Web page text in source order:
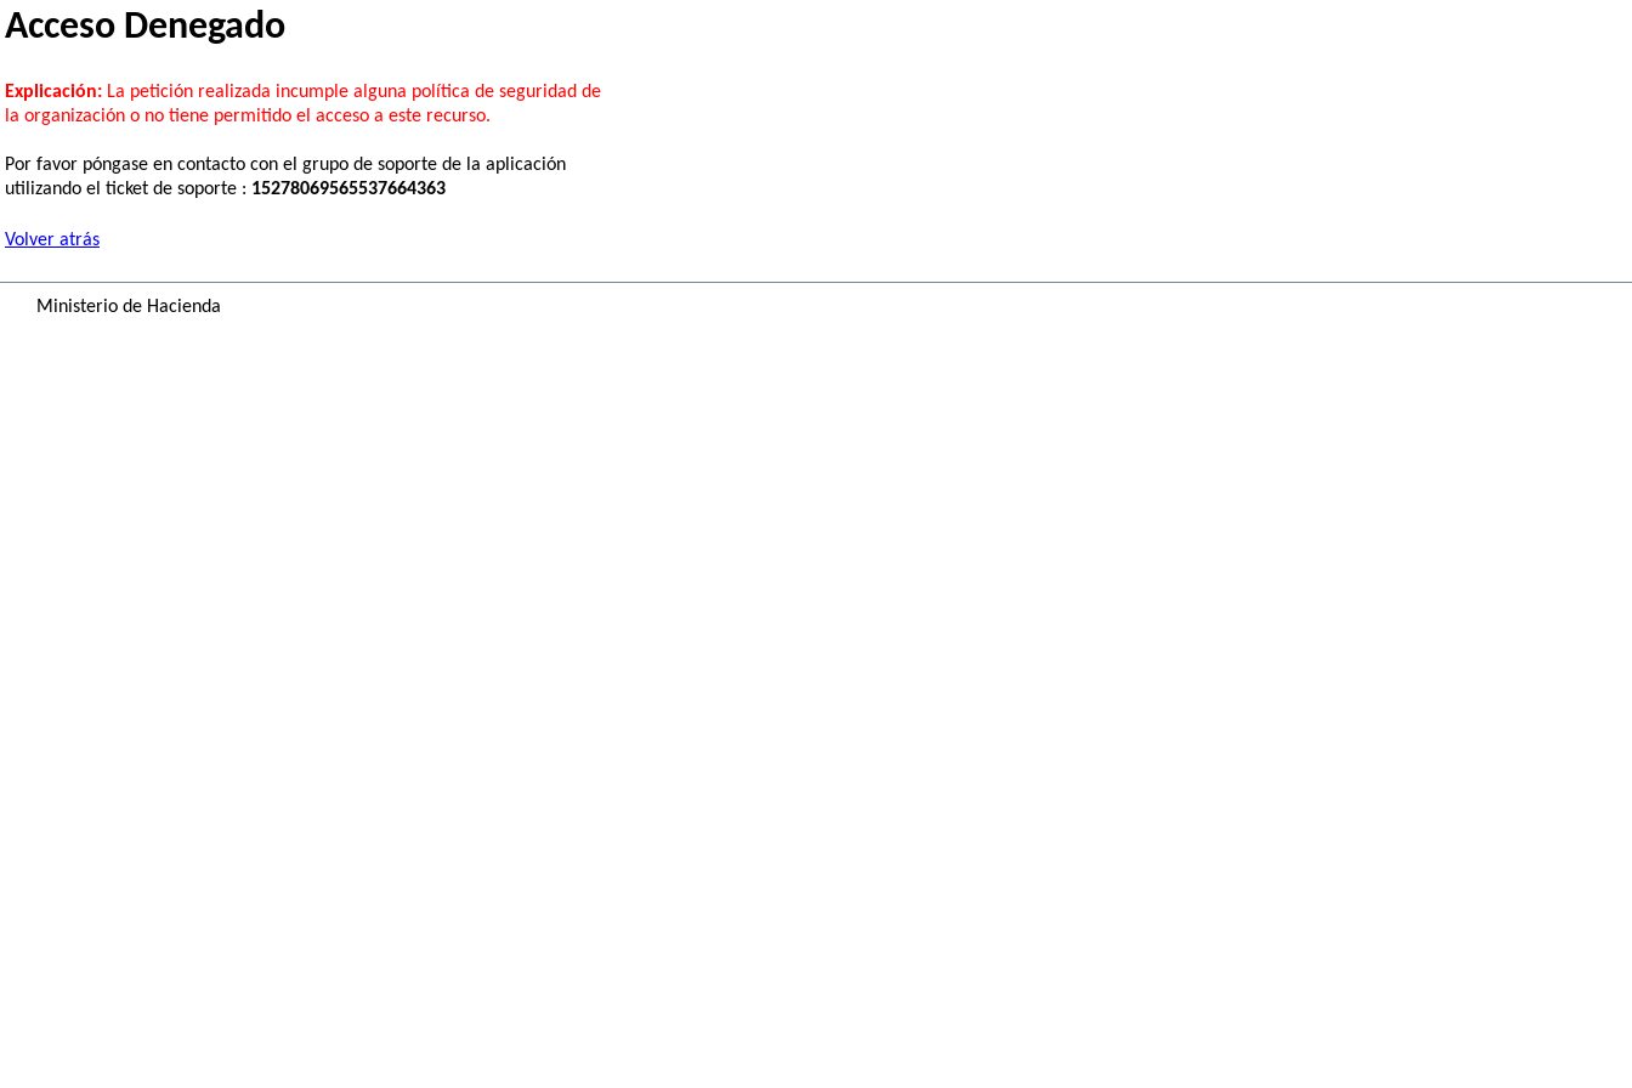
Acceso Denegado
Explicación: La petición realizada incumple alguna política de seguridad de
la organización o no tiene permitido el acceso a este recurso.
Por favor póngase en contacto con el grupo de soporte de la aplicación
utilizando el ticket de soporte : 15278069565537664363
Volver atrás
Ministerio de Hacienda